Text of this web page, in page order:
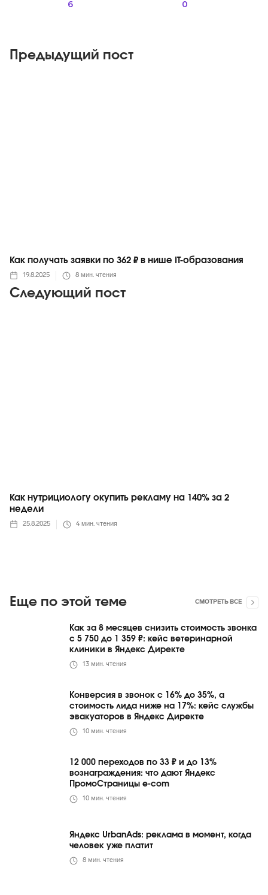
6 0
Предыдущий пост
Следующий пост
Как получать заявки по 362 ₽ в нише IT-образования
19.8.2025 8 мин. чтения
Как нутрициологу окупить рекламу на 140% за 2
недели
25.8.2025 4 мин. чтения
Еще по этой теме СМОТРЕТЬ ВСЕ
Как за 8 месяцев снизить стоимость звонка
с 5 750 до 1 359 ₽: кейс ветеринарной
клиники в Яндекс Директе
13 мин. чтения
Конверсия в звонок с 16% до 35%, а
стоимость лида ниже на 17%: кейс службы
эвакуаторов в Яндекс Директе
10 мин. чтения
12 000 переходов по 33 ₽ и до 13%
вознаграждения: что дают Яндекс
ПромоСтраницы e-com
10 мин. чтения
Яндекс UrbanAds: реклама в момент, когда
человек уже платит
8 мин. чтения